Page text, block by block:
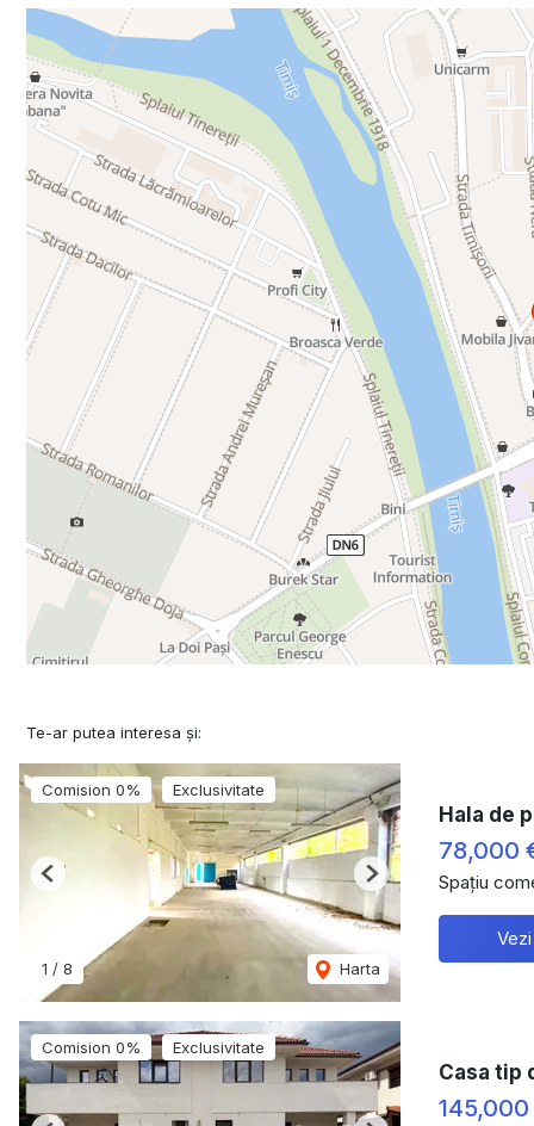
Te-ar putea interesa și:
Comision 0% Exclusivitate
1 / 8 Harta
Previous Next
Hala de
78,000
Spațiu
Comision 0% Exclusivitate
Casa tip
145,000